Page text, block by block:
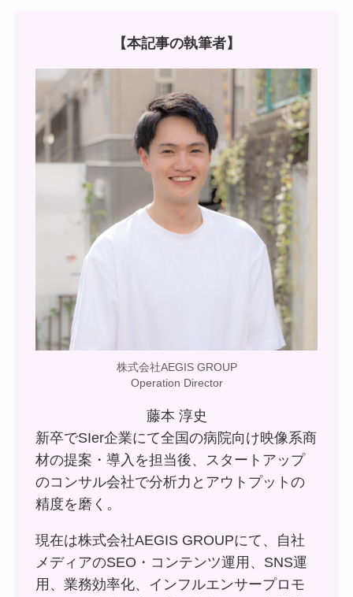
【本記事の執筆者】
株式会社AEGIS GROUP
Operation Director
藤本 淳史
新卒でSIer企業にて全国の病院向け映像系商
材の提案・導入を担当後、スタートアップ
のコンサル会社で分析力とアウトプットの
精度を磨く。
現在は株式会社AEGIS GROUPにて、自社
メディアのSEO・コンテンツ運用、SNS運
用、業務効率化、インフルエンサープロモ